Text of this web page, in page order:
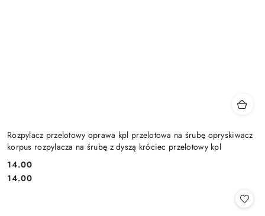
Rozpylacz przelotowy oprawa kpl przelotowa na śrubę opryskiwacz
korpus rozpylacza na śrubę z dyszą króciec przelotowy kpl
Cena:
14.00
Cena:
14.00